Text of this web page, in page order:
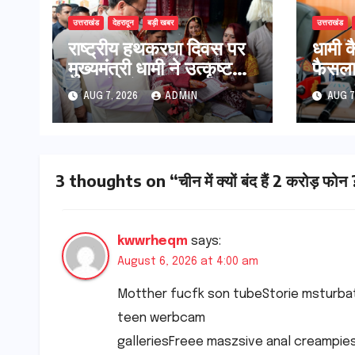
उत्तराखंड देहरादून बड़ी खबर
राष्ट्रीय हथकरघा दिवस पर
मुख्यमंत्री धामी ने उत्कृष्ट
बुनकरों और हस्तशिल्प
कारीगरों को किया सम्मानित
AUG 7, 2026 ADMIN
उत्तराखंड
​धामी
60%
होगा
AUG
3 thoughts on “चीन में क्यों बंद हैं 2 करोड़ फोन
kwwrheqm says:
August 6, 2026 at 4:00 am
Motther fucfk son tubeStorie
teen werbcam
galleriesFreee maszsive anal